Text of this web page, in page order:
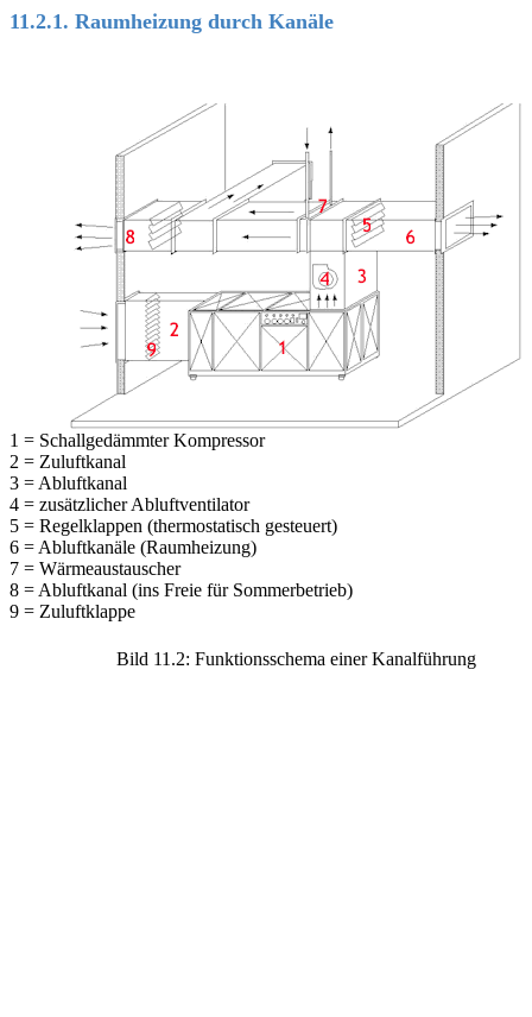
11.2.1. Raumheizung durch Kanäle
1 = Schallgedämmter Kompressor
2 = Zuluftkanal
3 = Abluftkanal
4 = zusätzlicher Abluftventilator
5 = Regelklappen (thermostatisch gesteuert)
6 = Abluftkanäle (Raumheizung)
7 = Wärmeaustauscher
8 = Abluftkanal (ins Freie für Sommerbetrieb)
9 = Zuluftklappe
Bild 11.2: Funktionsschema einer Kanalführung